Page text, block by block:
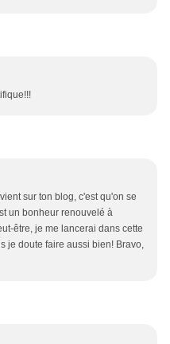
sur ton blog, c'est qu'on se
un bonheur renouvelé à
être, je me lancerai dans cette
je doute faire aussi bien! Bravo,